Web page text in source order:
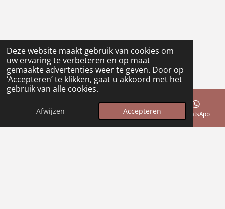
Deze website maakt gebruik van cookies om
uw ervaring te verbeteren en op maat
gemaakte advertenties weer te geven. Door op
‘Accepteren’ te klikken, gaat u akkoord met het
gebruik van alle cookies.
Afwijzen Accepteren
E-mailadres Telefoonnummer WhatsApp